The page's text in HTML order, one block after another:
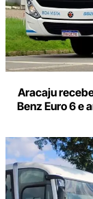
Aracaju
Benz Euro 6 e